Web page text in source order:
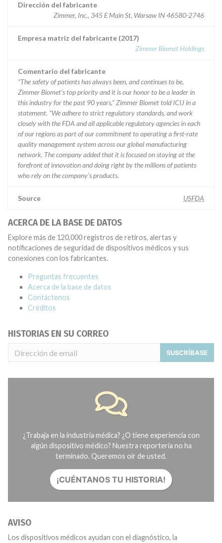
Dirección del fabricante
Zimmer, Inc., 345 E Main St, Warsaw IN 46580-2746
Empresa matriz del fabricante (2017)
Zimmer Biomet Holdings
Comentario del fabricante
“The safety of patients has always been, and continues to be,
Zimmer Biomet’s top priority and it is our honor to be a leader in
this industry for the past 90 years,” Zimmer Biomet told ICIJ in a
statement. “We adhere to strict regulatory standards, and work
closely with the FDA and all applicable regulatory agencies in each
of our regions as part of our commitment to operating a first-rate
quality management system across our global manufacturing
network. The company added that it is focused on staying at the
forefront of innovation and doing right by the millions of patients
who rely on the company’s products.
Source USFDA
ACERCA DE LA BASE DE DATOS
Explore más de 120,000 registros de retiros, alertas y
notificaciones de seguridad de dispositivos médicos y sus
conexiones con los fabricantes.
Preguntas frecuentes
Acerca de la base de datos
Contáctenos
Créditos
HISTORIAS EN SU CORREO
SUSCRÍBASE
¿Trabaja en la industria médica? ¿O tiene experiencia con
algún dispositivo médico? Nuestra reportería no ha
terminado. Queremos oír de usted.
¡CUÉNTANOS TU HISTORIA!
AVISO
Los dispositivos médicos ayudan con el diagnóstico, la